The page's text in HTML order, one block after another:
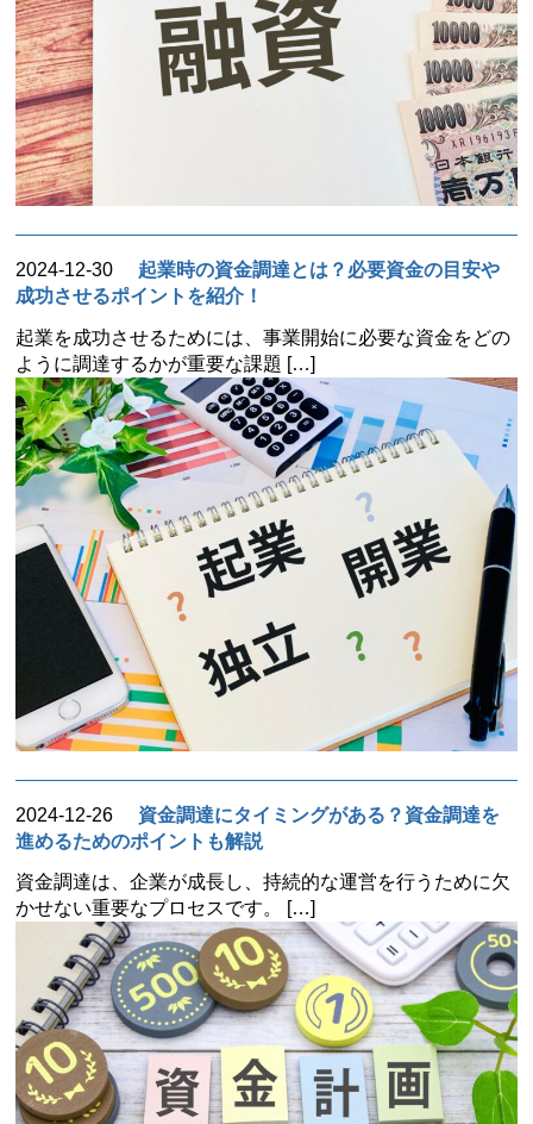
2024-12-30
起業時の資金調達とは？必要資金の目安や
成功させるポイントを紹介！
起業を成功させるためには、事業開始に必要な資金をどの
ように調達するかが重要な課題 […]
2024-12-26
資金調達にタイミングがある？資金調達を
進めるためのポイントも解説
資金調達は、企業が成長し、持続的な運営を行うために欠
かせない重要なプロセスです。 […]